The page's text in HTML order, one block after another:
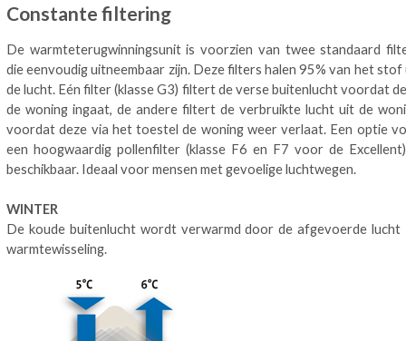
Constante filtering
De warmteterugwinningsunit is voorzien van twee standaard
die eenvoudig uitneembaar zijn. Deze filters halen 95% van het stof
de lucht. Eén filter (klasse G3) filtert de verse buitenlucht voordat
de woning ingaat, de andere filtert de verbruikte lucht uit de
voordat deze via het toestel de woning weer verlaat. Een optie
een hoogwaardig pollenfilter (klasse F6 en F7 voor de
beschikbaar. Ideaal voor mensen met gevoelige luchtwegen.
WINTER
De koude buitenlucht wordt verwarmd door de afgevoerde lucht
warmtewisseling.